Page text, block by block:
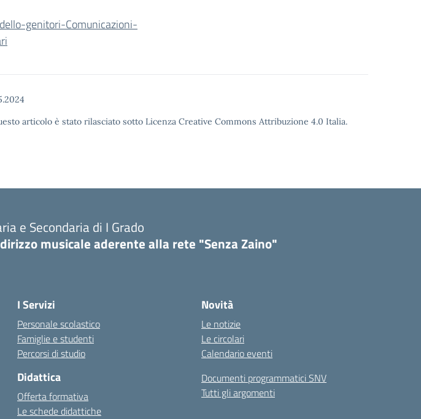
genitori-Comunicazioni-
articolo è stato rilasciato sotto Licenza Creative Commons Attribuzione 4.0 Italia.
e Secondaria di I Grado
musicale aderente alla rete "Senza Zaino"
I Servizi
Personale scolastico
Famiglie e studenti
Percorsi di studio
Didattica
Offerta formativa
Le schede didattiche
Novità
Le notizie
Le circolari
Calendario eventi
Documenti programmatici SNV
Tutti gli argomenti